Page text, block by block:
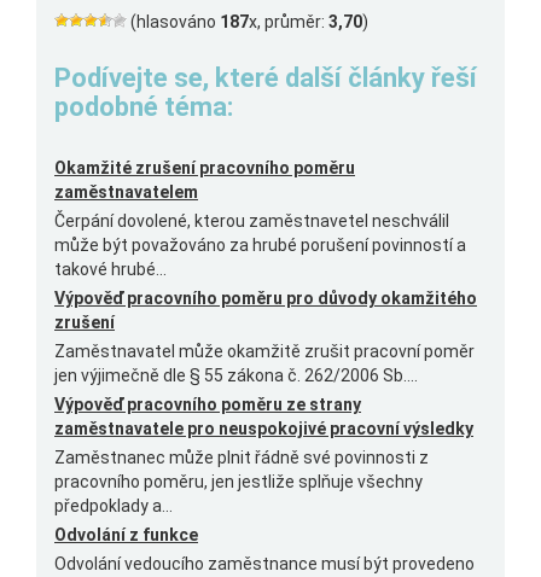
(hlasováno 187x, průměr: 3,70)
Podívejte se, které další články řeší
podobné téma:
Okamžité zrušení pracovního poměru
zaměstnavatelem
Čerpání dovolené, kterou zaměstnavetel neschválil
může být považováno za hrubé porušení povinností a
takové hrubé...
Výpověď pracovního poměru pro důvody okamžitého
zrušení
Zaměstnavatel může okamžitě zrušit pracovní poměr
jen výjimečně dle § 55 zákona č. 262/2006 Sb....
Výpověď pracovního poměru ze strany
zaměstnavatele pro neuspokojivé pracovní výsledky
Zaměstnanec může plnit řádně své povinnosti z
pracovního poměru, jen jestliže splňuje všechny
předpoklady a...
Odvolání z funkce
Odvolání vedoucího zaměstnance musí být provedeno